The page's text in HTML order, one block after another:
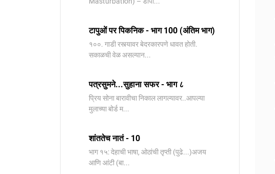
टापुओं पर पिकनिक - भाग 100 (अंतिम भाग)
१००. गाडी रस्त्यावर बेदरकारपणे धावत होती.
सकाळची वेळ असल्यान...
पत्रसुमने...सुहाना सफर - भाग ८
प्रिय सोना बारावीचा निकाल लागल्यावर..आपल्या
मुलाच्या बोर्ड म...
शांततेच नातं - 10
भाग १५: देहाची भाषा, ओठांची तृप्ती (पुढे...)अजय
आणि आंटी (बा...